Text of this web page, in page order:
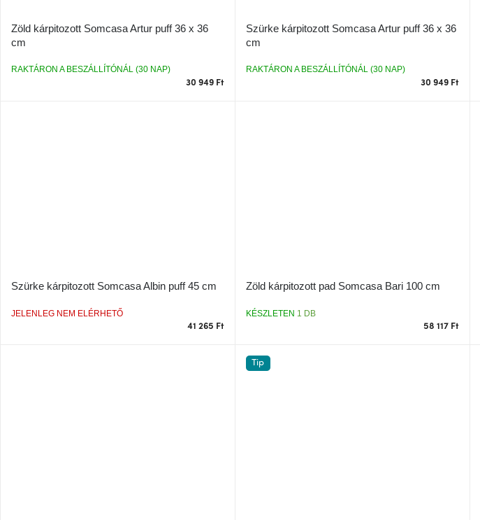
Zöld kárpitozott Somcasa Artur puff 36 x 36
cm
RAKTÁRON A BESZÁLLÍTÓNÁL (30 NAP)
30 949 Ft
Szürke kárpitozott Somcasa Artur puff 36 x 36
cm
RAKTÁRON A BESZÁLLÍTÓNÁL (30 NAP)
30 949 Ft
Szürke kárpitozott Somcasa Albin puff 45 cm
JELENLEG NEM ELÉRHETŐ
41 265 Ft
Zöld kárpitozott pad Somcasa Bari 100 cm
KÉSZLETEN 1 DB
58 117 Ft
Tip